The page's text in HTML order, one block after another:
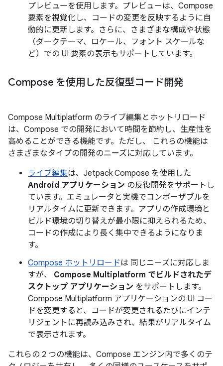
プレビューを使用します。プレビューは、Compose
要素を視覚化し、コードの変更を反映するように自
動的に更新します。さらに、さまざまな構成や状態
（ダークテーマ、ロケール、フォント スケールな
ど）での UI 要素の表示もサポートしています。
Compose を使用した反復型コード開発
Compose Multiplatform のライブ編集とホットリロード
は、Compose での開発において時間を節約し、生産性を
高めることができる機能です。ただし、 これらの機能は
さまざまなタイプの開発のニーズに対応しています。
ライブ編集は、Jetpack Compose を使用した
Android アプリケーション の反復開発をサポートし
ています。エミュレータと実機でコンポーザブルを
リアルタイムに更新できます。アプリの作成環境と
ビルド環境の切り替えが最小限に抑えられるため、
コードの作成により長く集中できるようになりま
す。
Compose ホットリロードは 同じニーズに対応しま
すが、 Compose Multiplatform でビルドされたデ
スクトップ アプリケーション をサポートします。
Compose Multiplatform アプリケーションの UI コー
ドを変更すると、コードが変更されるたびにインテ
リジェントに再読み込みされ、結果がリアルタイム
で表示されます。
これらの 2 つの機能は、Compose エンジン内で多くのテ